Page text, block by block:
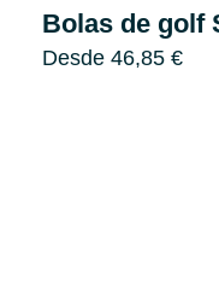
Bolas de golf
Desde 46,85 €